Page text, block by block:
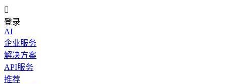

登录
AI
企业服务
解决方案
API服务
推荐